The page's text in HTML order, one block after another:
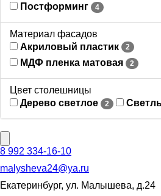
Постформинг
4
Материал фасадов
Акриловый пластик
2
МДФ пленка матовая 2
Цвет столешницы
Дерево светлое
2
8 992 334-16-10
malysheva24@ya.ru
Екатеринбург, ул. Малышева, д.24